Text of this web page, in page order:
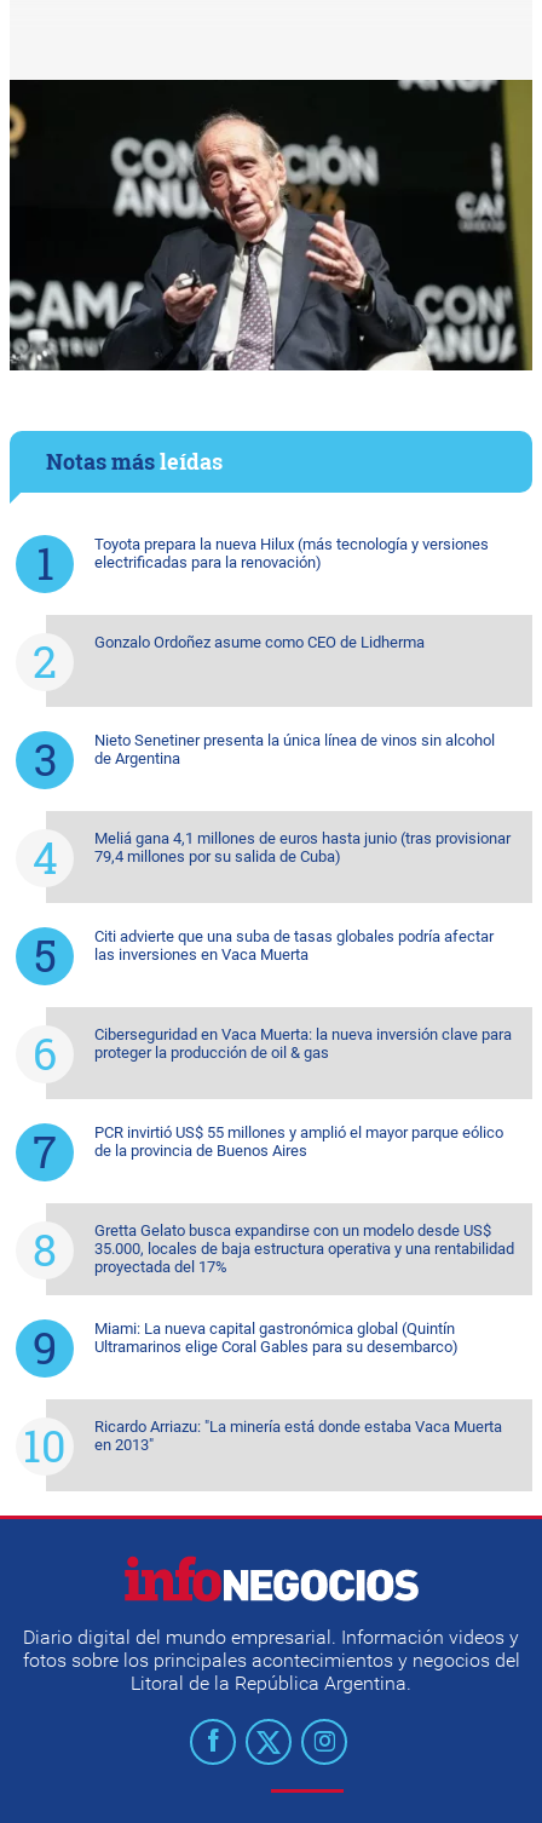
Notas másleídas
Toyota prepara la nueva Hilux (más tecnología y versiones
electrificadas para la renovación)
Gonzalo Ordoñez asume como CEO de Lidherma
Nieto Senetiner presenta la única línea de vinos sin alcohol
de Argentina
Meliá gana 4,1 millones de euros hasta junio (tras provisionar
79,4 millones por su salida de Cuba)
Citi advierte que una suba de tasas globales podría afectar
las inversiones en Vaca Muerta
Ciberseguridad en Vaca Muerta: la nueva inversión clave para
proteger la producción de oil & gas
PCR invirtió US$ 55 millones y amplió el mayor parque eólico
de la provincia de Buenos Aires
Gretta Gelato busca expandirse con un modelo desde US$
35.000, locales de baja estructura operativa y una rentabilidad
proyectada del 17%
Miami: La nueva capital gastronómica global (Quintín
Ultramarinos elige Coral Gables para su desembarco)
Ricardo Arriazu: "La minería está donde estaba Vaca Muerta
en 2013"
Diario digital del mundo empresarial. Información videos y
fotos sobre los principales acontecimientos y negocios del
Litoral de la República Argentina.